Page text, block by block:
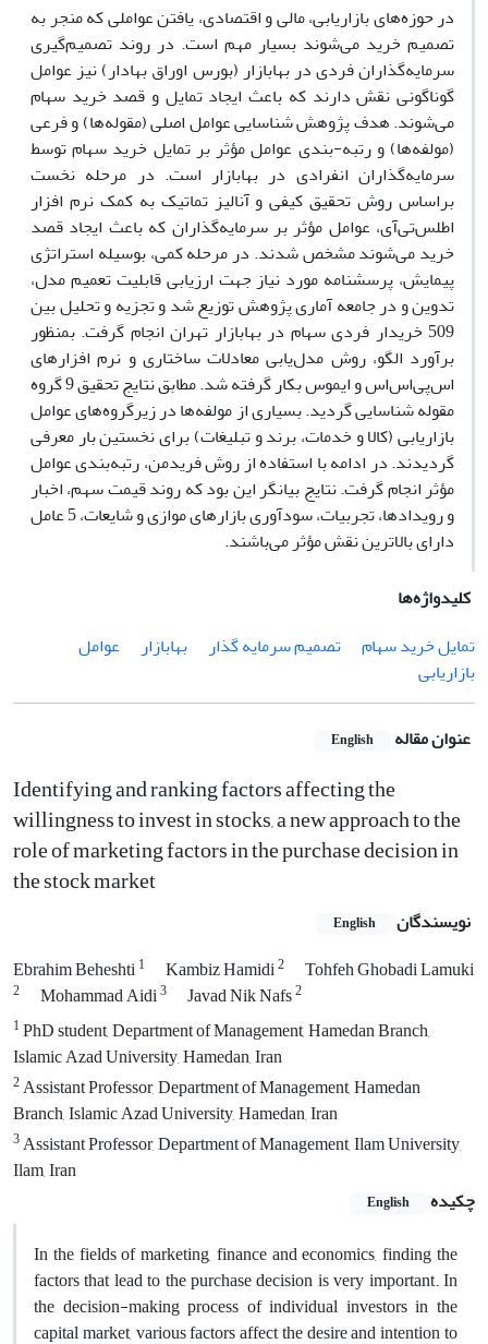
در حوزه‌های بازاریابی، مالی و اقتصادی، یافتن عواملی که منجر به
تصمیم خرید می‌شوند بسیار مهم است. در روند تصمیم‌گیری
سرمایه‌گذاران فردی در بهابازار (بورس اوراق بهادار) نیز عوامل
گوناگونی نقش دارند که باعث ایجاد تمایل و قصد خرید سهام
می‌شوند. هدف پژوهش شناسایی عوامل اصلی (مقوله‌ها) و فرعی
(مولفه‌ها) و رتبه-بندی عوامل مؤثر بر تمایل خرید سهام توسط
سرمایه‌گذاران انفرادی در بهابازار است. در مرحله نخست
براساس روش تحقیق کیفی و آنالیز تماتیک به کمک نرم افزار
اطلس‌تی‌آی، عوامل مؤثر بر سرمایه‌گذاران که باعث ایجاد قصد
خرید می‌شوند مشخص شدند. در مرحله کمی، بوسیله استراتژی
پیمایش، پرسشنامه مورد نیاز جهت ارزیابی قابلیت تعمیم مدل،
تدوین و در جامعه آماری پژوهش توزیع شد و تجزیه و تحلیل بین
509 خریدار فردی سهام در بهابازار تهران انجام گرفت. بمنظور
برآورد الگو، روش‌ مدل‌یابی معادلات ساختاری و نرم افزارهای
اس‌پی‌اس‌اس و ایموس بکار گرفته شد. مطابق نتایج تحقیق 9 گروه
مقوله شناسایی گردید. بسیاری از مولفه‌ها در زیرگروه‌های عوامل
بازاریابی (کالا و خدمات، برند و تبلیغات) برای نخستین بار معرفی
گردیدند. در ادامه با استفاده از روش فریدمن، رتبه‌بندی عوامل
مؤثر انجام گرفت. نتایج بیانگر این بود که روند قیمت سهم، اخبار
و رویدادها، تجربیات، سودآوری بازارهای موازی و شایعات، 5 عامل
دارای بالاترین نقش مؤثر می‌باشند.
کلیدواژه‌ها
تمایل خرید سهام
تصمیم سرمایه گذار بهابازار
عوامل
بازاریابی
عنوان مقاله English
Identifying and ranking factors affecting the
willingness to invest in stocks, a new approach to the
role of marketing factors in the purchase decision in
the stock market
نویسندگان English
Ebrahim Beheshti1 Kambiz Hamidi2 Tohfeh Ghobadi Lamuki
2 Mohammad Aidi3 Javad Nik Nafs2
1PhD student, Department of Management, Hamedan Branch,
Islamic Azad University, Hamedan, Iran
2Assistant Professor, Department of Management, Hamedan
Branch, Islamic Azad University, Hamedan, Iran
3Assistant Professor, Department of Management, Ilam University,
Ilam, Iran
چکیده
English
In the fields of marketing, finance and economics, finding the
factors that lead to the purchase decision is very important. In
the decision-making process of individual investors in the
capital market, various factors affect the desire and intention to